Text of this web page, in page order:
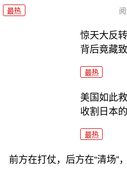
最热
惊天大反
背后竟藏
最热
美国如此
收割日本的
最热
前方在打仗，后方在“清场”